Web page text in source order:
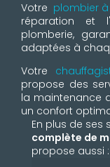
Votre plombier à
réparation et
plomberie,
adaptées à
Votre
propose des
la maintenance
un confort
En plus de ses
complète de
propose aussi :